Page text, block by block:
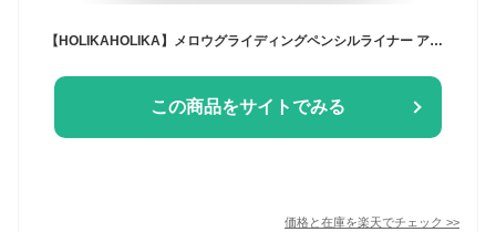
【HOLIKAHOLIKA】メロウグライディングペンシルライナー アイライナー アイライン オーバーリップ ペンシル 涙袋 メーカー とろける 描きやすい 滲まない カラーバリエーション シャープナー内蔵 ホリカホリカ 韓国コスメ
この商品をサイトでみる
価格と在庫を楽天でチェック >>